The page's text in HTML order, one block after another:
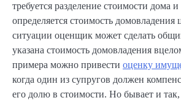
требуется разделение стоимости дома
определяется стоимость домовладения
ситуации оценщик может сделать
указана стоимость домовладения
примера можно привести оценку
когда один из супругов должен
его долю в стоимости. Но бывает и